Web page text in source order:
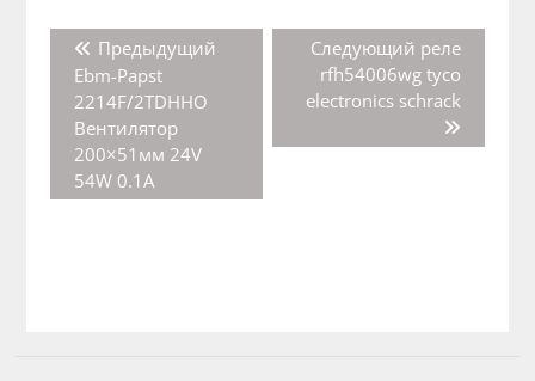
записям
Предыдущий Предыдущая
Ebm-Papst
2214F/2TDHHO
Вентилятор
200×51мм 24V
54W 0.1A
Следующий Следующая
запись:
реле
rfh54006wg tyco
electronics schrack